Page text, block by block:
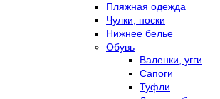
Пляжная одежда
Чулки, носки
Нижнее белье
Обувь
Валенки, угги
Сапоги
Туфли